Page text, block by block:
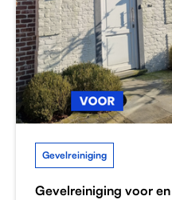
Gevelreiniging
Gevelreiniging voor